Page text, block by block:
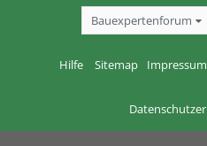
Bauexpertenforum
Hilfe Sitemap Impressum